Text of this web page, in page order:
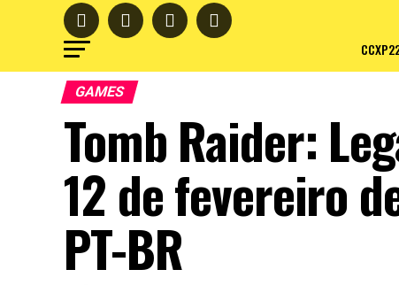
GAMES
Tomb Raider:
12 de fevereiro
PT-BR